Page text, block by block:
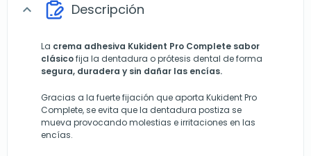
expand_more Descripción
La crema adhesiva Kukident Pro Complete sabor
clásicofija la dentadura o prótesis dental de forma
segura, duradera y sin dañar las encías.
Gracias a la fuerte fijación que aporta Kukident Pro
Complete, se evita que la dentadura postiza se
mueva provocando molestias e irritaciones en las
encías.